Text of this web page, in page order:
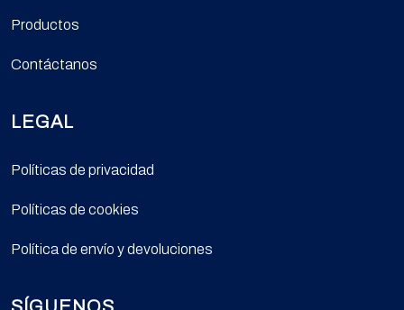
Productos
Contáctanos
LEGAL
Políticas de privacidad
Políticas de cookies
Política de envío y devoluciones